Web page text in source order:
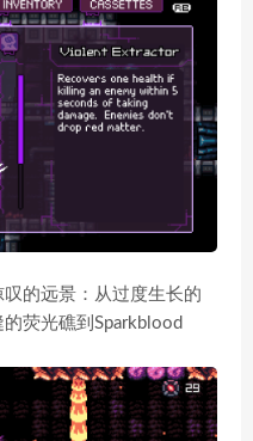
的远景：从过度生长的
荧光礁到Sparkblood